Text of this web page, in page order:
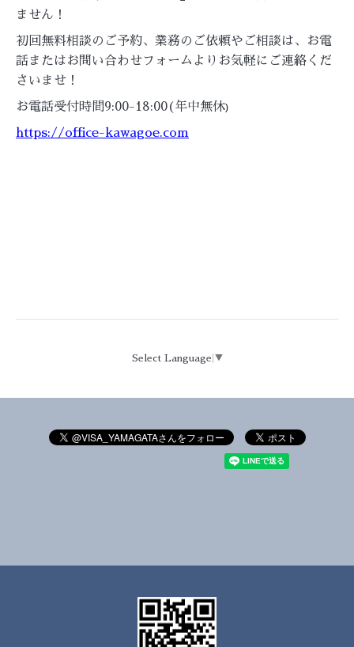
ません！
初回無料相談のご予約、業務のご依頼やご相談は、お電
話またはお問い合わせフォームよりお気軽にご連絡くだ
さいませ！
お電話受付時間9:00-18:00(年中無休)
https://office-kawagoe.com
Select Language ▼